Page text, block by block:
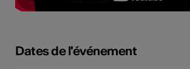
Dates de l'événement